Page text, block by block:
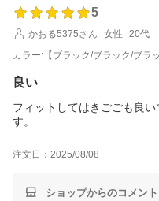
秋晴れが心地よい季節でござ
だければ幸いです。
5
かおる5375さん
女性
20代
カラー:【ブラック/ブラック/ブラ
良い
フィットしてはきごごも良
す。
注文日：2025/08/08
ショップからのコメント